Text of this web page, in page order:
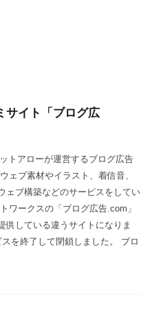
サイト「ブログ広
トアローが運営するブログ広告
ェブ素材やイラスト、着信音、
ェブ構築などのサービスをしてい
ワークスの「ブログ広告.com」
供している違うサイトになりま
を終了して閉鎖しました。 ブロ